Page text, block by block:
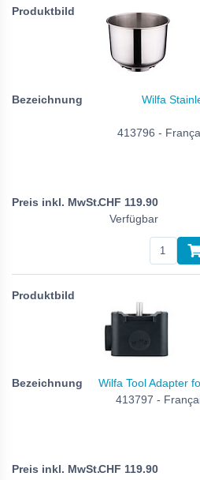
Wilfa
413796 -
CHF 119.90
Verfügbar
Wilfa Tool Adapter
413797 -
CHF 119.90